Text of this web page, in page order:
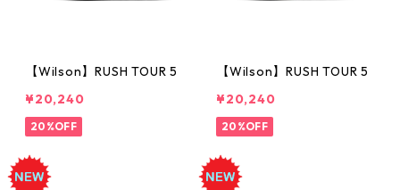
【Wilson】RUSH TOUR 5
¥20,240
20%OFF
【Wilson】RUSH TOUR 5
¥20,240
20%OFF